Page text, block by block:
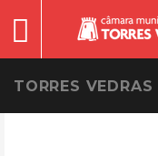
TORRES VEDRAS